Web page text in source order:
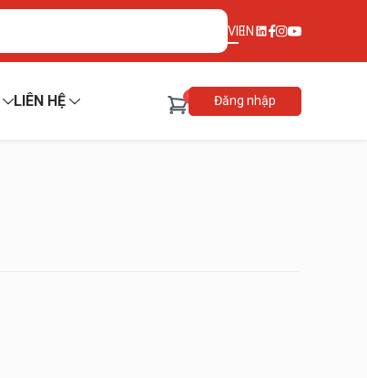
VIEN
LIÊN HỆ 0 Đăng nhập